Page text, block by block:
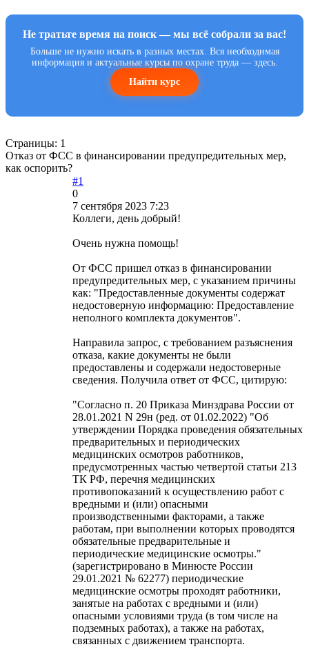
Не тратьте время на поиск — мы всё собрали за вас!
Больше не нужно искать в разных местах. Вся необходимая
информация и актуальные курсы по охране труда — здесь.
Найти курс
Страницы: 1
Отказ от ФСС в финансировании предупредительных мер,
как оспорить?
#1
0
7 сентября 2023 7:23
Коллеги, день добрый!
Очень нужна помощь!
От ФСС пришел отказ в финансировании
предупредительных мер, с указанием причины
как: "Предоставленные документы содержат
недостоверную информацию: Предоставление
неполного комплекта документов".
Направила запрос, с требованием разъяснения
отказа, какие документы не были
предоставлены и содержали недостоверные
сведения. Получила ответ от ФСС, цитирую:
"Согласно п. 20 Приказа Минздрава России от
28.01.2021 N 29н (ред. от 01.02.2022) "Об
утверждении Порядка проведения обязательных
предварительных и периодических
медицинских осмотров работников,
предусмотренных частью четвертой статьи 213
ТК РФ, перечня медицинских
противопоказаний к осуществлению работ с
вредными и (или) опасными
производственными факторами, а также
работам, при выполнении которых проводятся
обязательные предварительные и
периодические медицинские осмотры."
(зарегистрировано в Минюсте России
29.01.2021 № 62277) периодические
медицинские осмотры проходят работники,
занятые на работах с вредными и (или)
опасными условиями труда (в том числе на
подземных работах), а также на работах,
связанных с движением транспорта.